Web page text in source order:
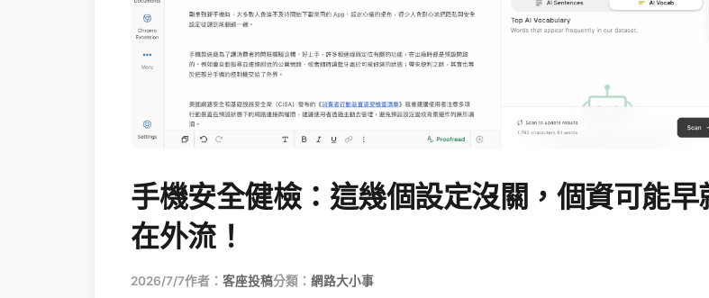
手機安全健檢：這幾個設定沒關，個資可能早
在外流！
2026/7/7作者： 客座投稿分類： 網路大小事